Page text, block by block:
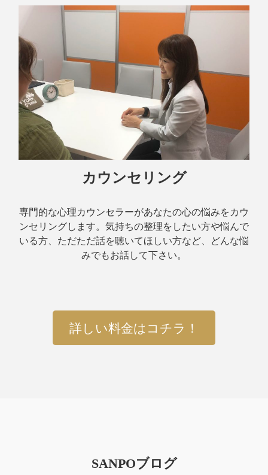
カウンセリング
専門的な心理カウンセラーがあなたの心の悩みをカウ
ンセリングします。気持ちの整理をしたい方や悩んで
いる方、ただただ話を聴いてほしい方など、どんな悩
みでもお話して下さい。
詳しい料金はコチラ！
SANPOブログ